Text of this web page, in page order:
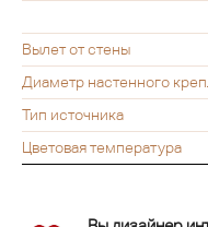
Вылет от стены
Диаметр настенного
Тип источника
Цветовая температура